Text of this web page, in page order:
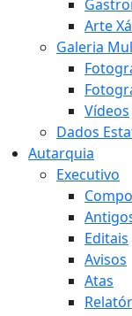
Arte
Galeria
Vídeos
Dados
Autarquia
Executivo
Editais
Avisos
Atas